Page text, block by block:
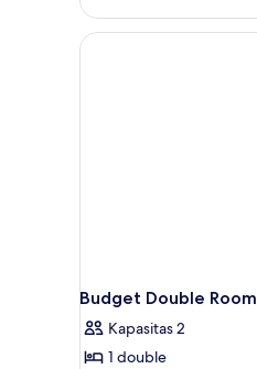
Kamar
Double,
tanpa
Budget Double Room
Kapasitas 2
1 double